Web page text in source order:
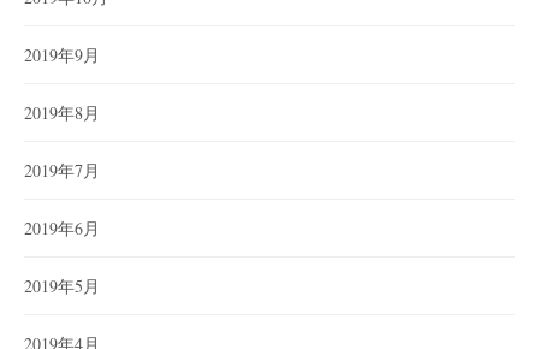
2019年9月
2019年8月
2019年7月
2019年6月
2019年5月
2019年4月